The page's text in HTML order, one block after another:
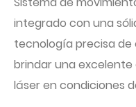
integrado con una
tecnología precisa
brindar una excelente
láser en condiciones